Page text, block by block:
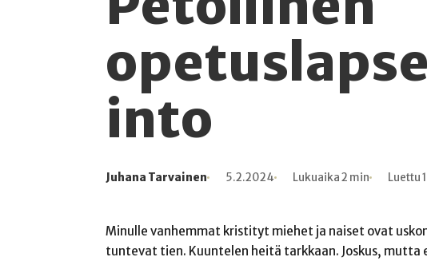
into
Kirjoittaja
Juhana Tarvainen
Julkaistu 5.2.2024
Lukuaika Lukuaika 2 min
Lukukertoja Luettu
Minulle vanhemmat kristityt miehet ja naiset ovat
tuntevat tien. Kuuntelen heitä tarkkaan. Joskus,